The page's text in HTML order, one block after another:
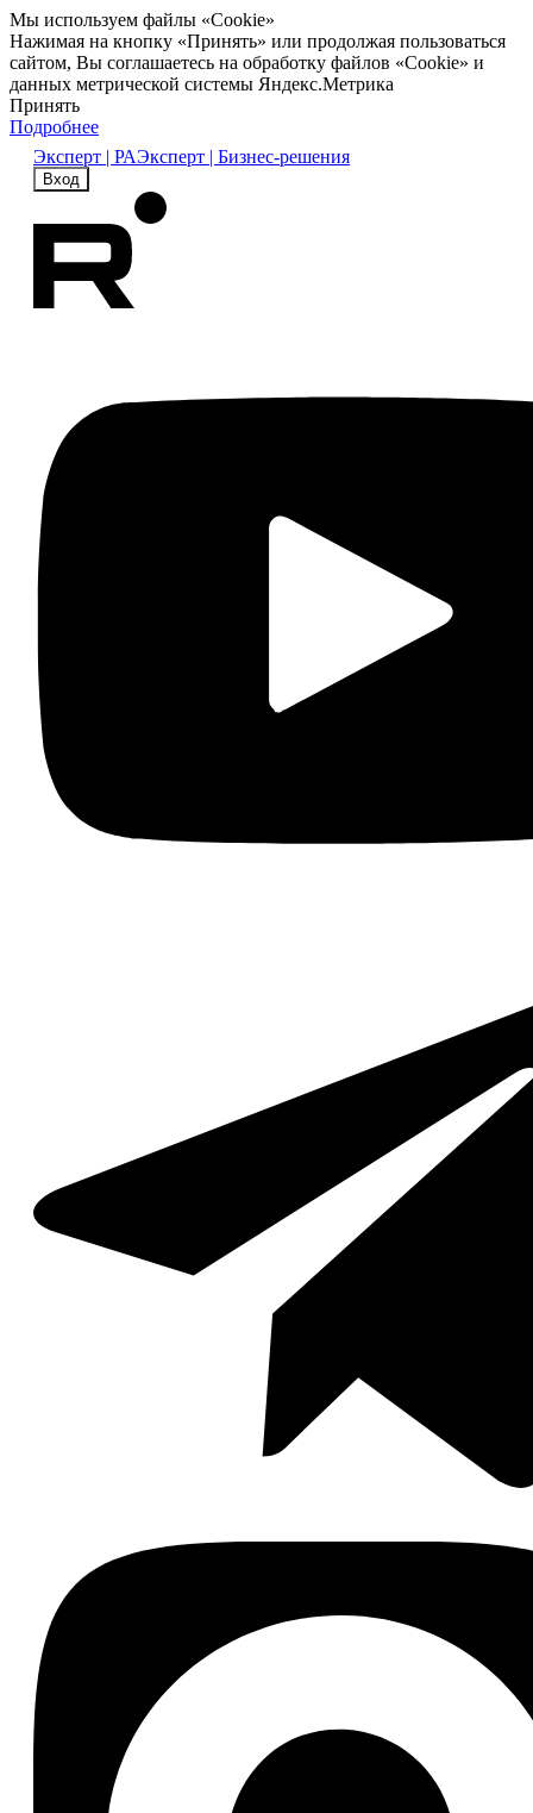
Мы используем файлы «Cookie»
Нажимая на кнопку «Принять» или продолжая пользоваться
сайтом, Вы соглашаетесь на обработку файлов «Cookie» и
данных метрической системы Яндекс.Метрика
Принять
Подробнее
Эксперт | РАЭксперт | Бизнес-решения
Вход